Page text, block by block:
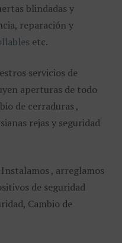
blindadas y
reparación y
etc.
servicios de
aperturas de todo
de cerraduras ,
rejas y seguridad
Instalamos , arreglamos
de seguridad
Cambio de